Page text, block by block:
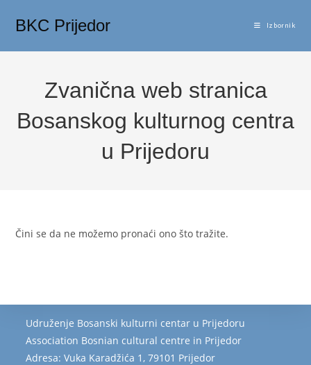
BKC Prijedor Izbornik
Zvanična web stranica
Bosanskog kulturnog centra
u Prijedoru
Čini se da ne možemo pronaći ono što tražite.
Udruženje Bosanski kulturni centar u Prijedoru
Association Bosnian cultural centre in Prijedor
Adresa: Vuka Karadžića 1, 79101 Prijedor